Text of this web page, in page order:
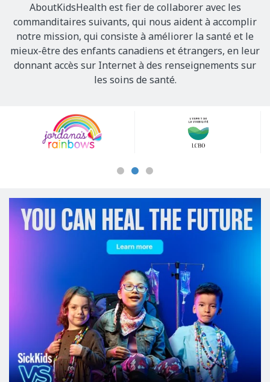
AboutKidsHealth est fier de collaborer avec les
commanditaires suivants, qui nous aident à accomplir
notre mission, qui consiste à améliorer la santé et le
mieux-être des enfants canadiens et étrangers, en leur
donnant accès sur Internet à des renseignements sur
les soins de santé.
Sponsors